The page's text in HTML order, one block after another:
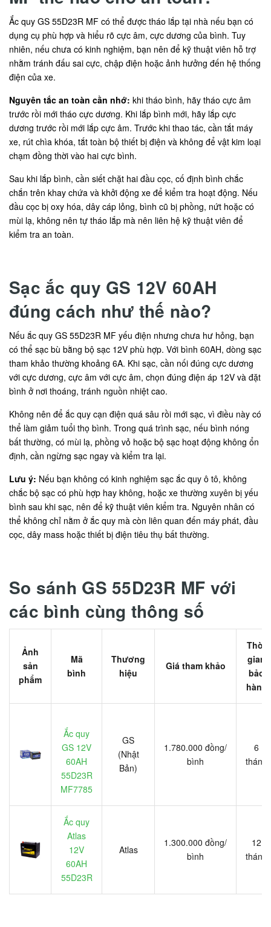
Ắc quy GS 55D23R MF có thể được tháo lắp tại nhà nếu bạn có
dụng cụ phù hợp và hiểu rõ cực âm, cực dương của bình. Tuy
nhiên, nếu chưa có kinh nghiệm, bạn nên để kỹ thuật viên hỗ trợ
nhằm tránh đấu sai cực, chập điện hoặc ảnh hưởng đến hệ thống
điện của xe.
Nguyên tắc an toàn cần nhớ: khi tháo bình, hãy tháo cực âm
trước rồi mới tháo cực dương. Khi lắp bình mới, hãy lắp cực
dương trước rồi mới lắp cực âm. Trước khi thao tác, cần tắt máy
xe, rút chìa khóa, tắt toàn bộ thiết bị điện và không để vật kim loại
chạm đồng thời vào hai cực bình.
Sau khi lắp bình, cần siết chặt hai đầu cọc, cố định bình chắc
chắn trên khay chứa và khởi động xe để kiểm tra hoạt động. Nếu
đầu cọc bị oxy hóa, dây cáp lỏng, bình cũ bị phồng, nứt hoặc có
mùi lạ, không nên tự tháo lắp mà nên liên hệ kỹ thuật viên để
kiểm tra an toàn.
Sạc ắc quy GS 12V 60AH
đúng cách như thế nào?
Nếu ắc quy GS 55D23R MF yếu điện nhưng chưa hư hỏng, bạn
có thể sạc bù bằng bộ sạc 12V phù hợp. Với bình 60AH, dòng sạc
tham khảo thường khoảng 6A. Khi sạc, cần nối đúng cực dương
với cực dương, cực âm với cực âm, chọn đúng điện áp 12V và đặt
bình ở nơi thoáng, tránh nguồn nhiệt cao.
Không nên để ắc quy cạn điện quá sâu rồi mới sạc, vì điều này có
thể làm giảm tuổi thọ bình. Trong quá trình sạc, nếu bình nóng
bất thường, có mùi lạ, phồng vỏ hoặc bộ sạc hoạt động không ổn
định, cần ngừng sạc ngay và kiểm tra lại.
Lưu ý: Nếu bạn không có kinh nghiệm sạc ắc quy ô tô, không
chắc bộ sạc có phù hợp hay không, hoặc xe thường xuyên bị yếu
bình sau khi sạc, nên để kỹ thuật viên kiểm tra. Nguyên nhân có
thể không chỉ nằm ở ắc quy mà còn liên quan đến máy phát, đầu
cọc, dây mass hoặc thiết bị điện tiêu thụ bất thường.
So sánh GS 55D23R MF với
các bình cùng thông số
Ảnh
sản
phẩm
Mã
bình
Thương
hiệu
Giá tham khảo
Thời
gian
bảo
hành
Ắc quy
GS 12V
60AH
55D23R
MF7785
GS
(Nhật
Bản)
1.780.000 đồng/
bình
6
tháng
Ắc quy
Atlas
12V
60AH
55D23R
Atlas
1.300.000 đồng/
bình
12
tháng